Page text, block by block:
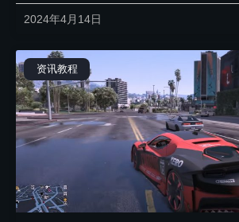
2024年4月14日
资讯教程